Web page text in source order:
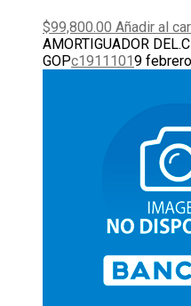
$99,800.00 Añadir al
AMORTIGUADOR
GOPc19111019